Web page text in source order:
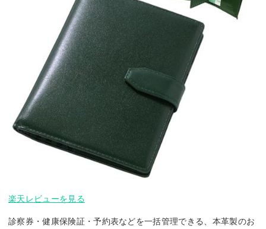
楽天レビューを見る
診察券・健康保険証・予約表などを一括管理できる、本革製のお